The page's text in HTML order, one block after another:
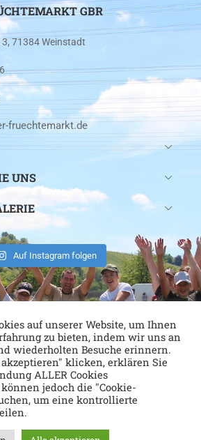
GBR
71384 Weinstadt
fruechtemarkt.de
UNS
Auf Instagram folgen
auf unserer Website, um Ihnen
zu bieten, indem wir uns an
wiederholten Besuche erinnern.
klicken, erklären Sie
ALLER Cookies
jedoch die "Cookie-
um eine kontrollierte